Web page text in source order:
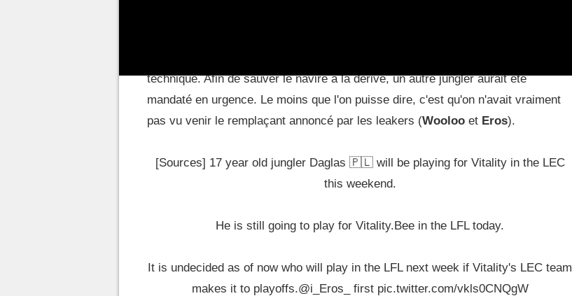
technique. Afin de sauver le navire à la dérive, un autre jungler aurait été
mandaté en urgence. Le moins que l'on puisse dire, c'est qu'on n'avait vraiment
pas vu venir le remplaçant annoncé par les leakers (Wooloo et Eros).
[Sources] 17 year old jungler Daglas 🇵🇱 will be playing for Vitality in the LEC
this weekend.
He is still going to play for Vitality.Bee in the LFL today.
It is undecided as of now who will play in the LFL next week if Vitality's LEC team
makes it to playoffs.@i_Eros_ first pic.twitter.com/vkls0CNQgW